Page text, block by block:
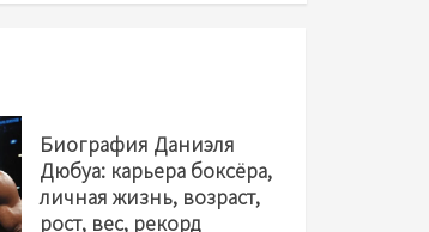
Биография Даниэля
Дюбуа: карьера боксёра,
личная жизнь, возраст,
рост, вес, рекорд